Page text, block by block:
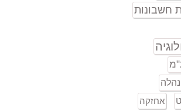
חשבונות
אחזקה